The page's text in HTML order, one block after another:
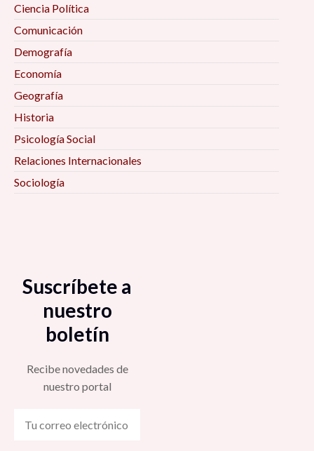
Ciencia Política
Comunicación
Demografía
Economía
Geografía
Historia
Psicología Social
Relaciones Internacionales
Sociología
Suscríbete a
nuestro
boletín
Recibe novedades de
nuestro portal